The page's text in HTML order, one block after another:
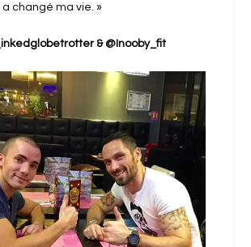
changé ma vie. »
& @Inooby_fit